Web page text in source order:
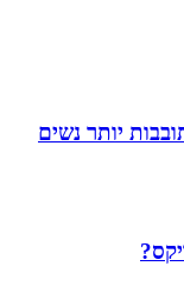
יותר נשים